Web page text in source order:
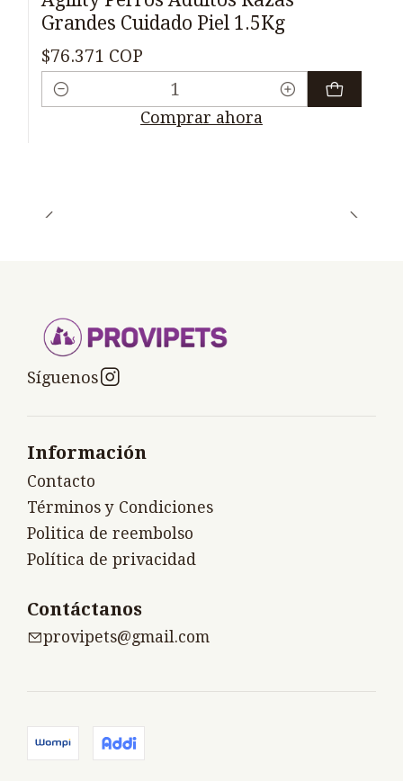
Grandes Cuidado Piel 1.5Kg
$76.371 COP
Cantidad
Comprar ahora
Síguenos
Información
Contacto
Términos y Condiciones
Politica de reembolso
Política de privacidad
Contáctanos
provipets@gmail.com